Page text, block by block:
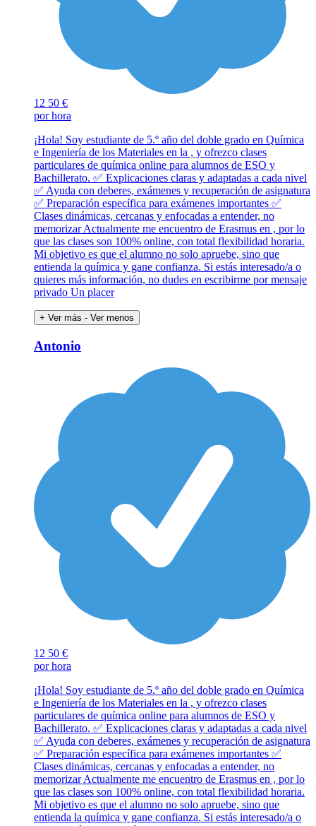
12 50 €
por hora
¡Hola! Soy estudiante de 5.º año del doble grado en Química
e Ingeniería de los Materiales en la , y ofrezco clases
particulares de química online para alumnos de ESO y
Bachillerato. ✅ Explicaciones claras y adaptadas a cada nivel
✅ Ayuda con deberes, exámenes y recuperación de asignatura
✅ Preparación específica para exámenes importantes ✅
Clases dinámicas, cercanas y enfocadas a entender, no
memorizar Actualmente me encuentro de Erasmus en , por lo
que las clases son 100% online, con total flexibilidad horaria.
Mi objetivo es que el alumno no solo apruebe, sino que
entienda la química y gane confianza. Si estás interesado/a o
quieres más información, no dudes en escribirme por mensaje
privado Un placer
+ Ver más - Ver menos
Antonio
12 50 €
por hora
¡Hola! Soy estudiante de 5.º año del doble grado en Química
e Ingeniería de los Materiales en la , y ofrezco clases
particulares de química online para alumnos de ESO y
Bachillerato. ✅ Explicaciones claras y adaptadas a cada nivel
✅ Ayuda con deberes, exámenes y recuperación de asignatura
✅ Preparación específica para exámenes importantes ✅
Clases dinámicas, cercanas y enfocadas a entender, no
memorizar Actualmente me encuentro de Erasmus en , por lo
que las clases son 100% online, con total flexibilidad horaria.
Mi objetivo es que el alumno no solo apruebe, sino que
entienda la química y gane confianza. Si estás interesado/a o